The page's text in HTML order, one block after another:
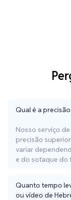
Qual é a
Nosso serviço
precisão
variar
e do sotaque do
Quanto tempo
ou vídeo de